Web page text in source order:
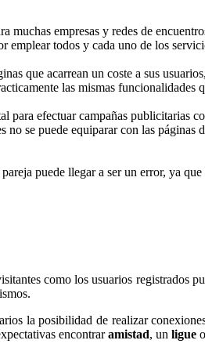
empresas y redes de
emplear todos y cada uno de los
que acarrean un coste a sus
las mismas funcionalidades
efectuar campañas publicitarias
se puede equiparar con las
puede llegar a ser un error, ya
como los usuarios registrados
la posibilidad de realizar
encontraramistad, un ligue o